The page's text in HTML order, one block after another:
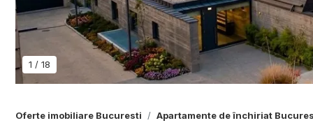
1 / 18
Oferte imobiliare Bucuresti Apartamente de închiriat